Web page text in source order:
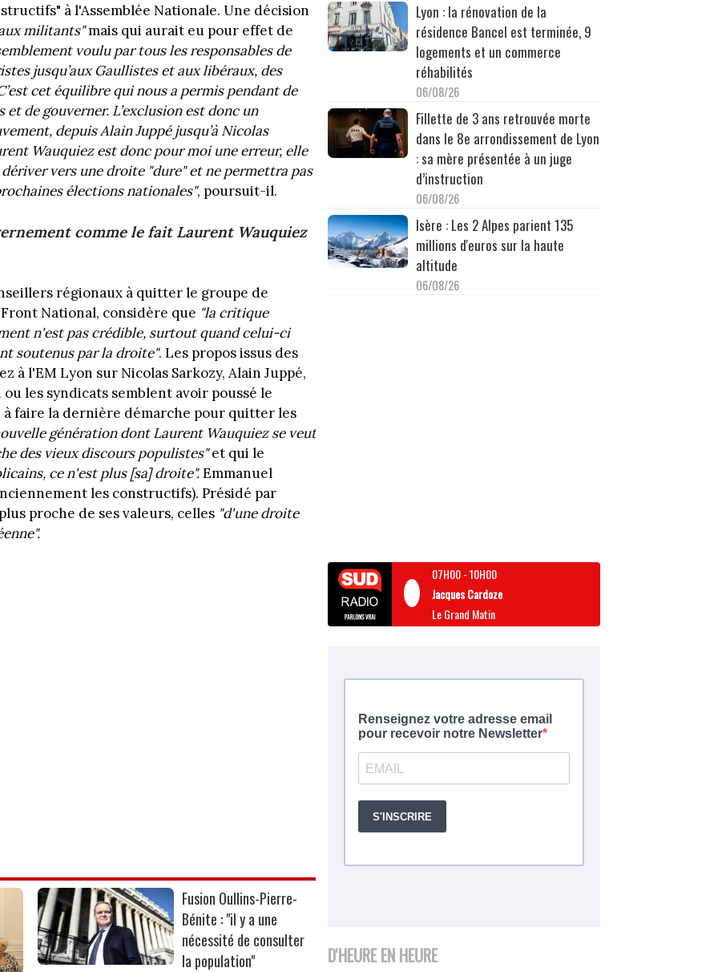
à l'Assemblée Nationale. Une décision
militants"mais qui aurait eu pour effet de
voulu par tous les responsables de
jusqu’aux Gaullistes et aux libéraux, des
cet équilibre qui nous a permis pendant de
de gouverner. L’exclusion est donc un
depuis Alain Juppé jusqu’à Nicolas
Wauquiez est donc pour moi une erreur, elle
vers une droite "dure" et ne permettra pas
élections nationales", poursuit-il.
comme le fait Laurent Wauquiez
régionaux à quitter le groupe de
National, considère que "la critique
n'est pas crédible, surtout quand celui-ci
soutenus par la droite". Les propos issus des
à l'EM Lyon sur Nicolas Sarkozy, Alain Juppé,
les syndicats semblent avoir poussé le
faire la dernière démarche pour quitter les
génération dont Laurent Wauquiez se veut
des vieux discours populistes"et qui le
ce n'est plus [sa] droite".Emmanuel
les constructifs). Présidé par
proche de ses valeurs, celles "d'une droite
Fusion Oullins-Pierre-
Bénite : "il y a une
nécessité de consulter
la population"
Lyon : la rénovation de la
résidence Bancel est terminée, 9
logements et un commerce
réhabilités
06/08/26
Fillette de 3 ans retrouvée morte
dans le 8e arrondissement de Lyon
: sa mère présentée à un juge
d’instruction
06/08/26
Isère : Les 2 Alpes parient 135
millions d'euros sur la haute
altitude
06/08/26
07H00-10H00
Jacques Cardoze
Le Grand Matin
D'HEURE EN HEURE